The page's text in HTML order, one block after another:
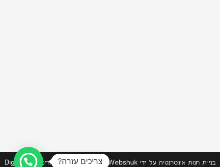
בניית חנות אינטרנטית על ידי Webshuk | וובשוק | תחזוקת אתרים DigiMarket
צריכים עזרה?